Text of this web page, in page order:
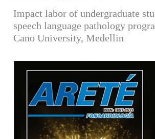
Impact labor of undergraduate
speech language pathology
Cano University, Medellin
Barra lateral del artículo